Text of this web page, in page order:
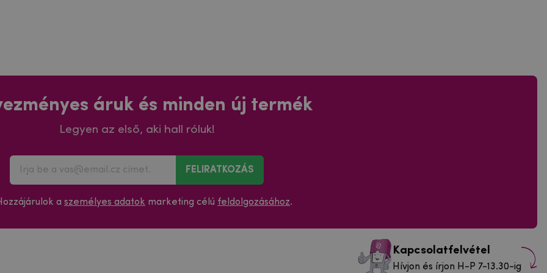
áruk és minden új termék
Legyen az első, aki hall róluk!
FELIRATKOZÁS
a személyes adatok marketing célú feldolgozásához.
Kapcsolatfelvétel
Hívjon és írjon H-P 7-13.30-ig